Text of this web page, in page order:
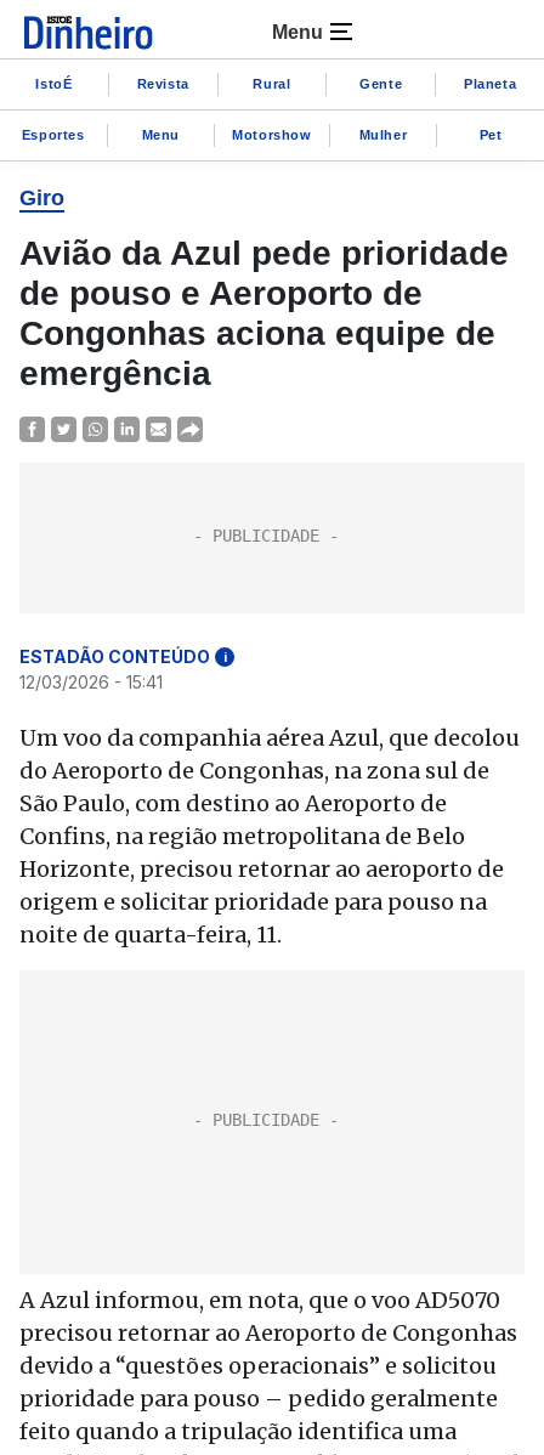
Menu
IstoÉ Revista Rural Gente Planeta
Esportes Menu Motorshow Mulher Pet
Giro
Avião da Azul pede prioridade
de pouso e Aeroporto de
Congonhas aciona equipe de
emergência
ESTADÃO CONTEÚDO i
12/03/2026 - 15:41
Um voo da companhia aérea Azul, que decolou
do Aeroporto de Congonhas, na zona sul de
São Paulo, com destino ao Aeroporto de
Confins, na região metropolitana de Belo
Horizonte, precisou retornar ao aeroporto de
origem e solicitar prioridade para pouso na
noite de quarta-feira, 11.
A Azul informou, em nota, que o voo AD5070
precisou retornar ao Aeroporto de Congonhas
devido a “questões operacionais” e solicitou
prioridade para pouso – pedido geralmente
feito quando a tripulação identifica uma